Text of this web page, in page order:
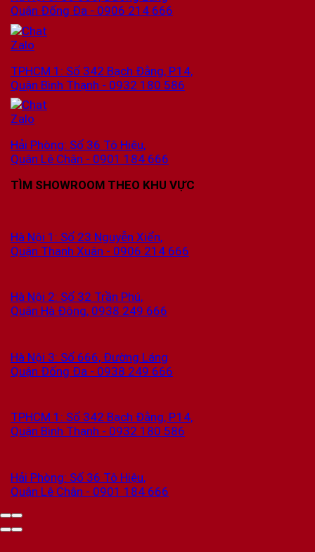
Quận Đống Đa - 0906 214 666
TPHCM 1: Số 342 Bạch Đằng, P.14,
Quận Bình Thạnh - 0932 180 586
Hải Phòng: Số 36 Tô Hiệu,
Quận Lê Chân - 0901 184 666
TÌM SHOWROOM THEO KHU VỰC
Hà Nội 1: Số 23 Nguyễn Xiển,
Quận Thanh Xuân - 0906 214 666
Hà Nội 2: Số 32 Trần Phú,
Quận Hà Đông, 0938 249 666
Hà Nội 3: Số 666, Đường Láng
Quận Đống Đa - 0938 249 666
TPHCM 1: Số 342 Bạch Đằng, P.14,
Quận Bình Thạnh - 0932 180 586
Hải Phòng: Số 36 Tô Hiệu,
Quận Lê Chân - 0901 184 666